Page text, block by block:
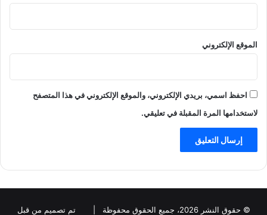
الموقع الإلكتروني
احفظ اسمي، بريدي الإلكتروني، والموقع الإلكتروني في هذا المتصفح
لاستخدامها المرة المقبلة في تعليقي.
© حقوق النشر 2026، جميع الحقوق محفوظة | تم تصميم من قبل